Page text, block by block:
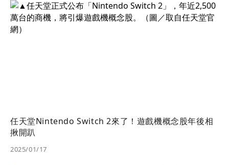
任天堂Nintendo Switch 2來了！遊戲機概念股年後相
揪開趴
2025/01/17